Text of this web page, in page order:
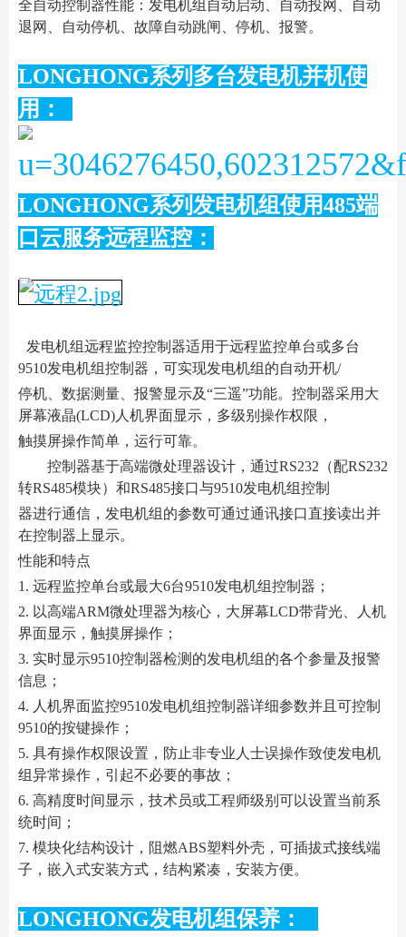
全自动控制器性能：发电机组自动启动、自动投网、自动
退网、自动停机、故障自动跳闸、停机、报警。
LONGHONG系列多台发电机并机使
用：
LONGHONG系列发电机组使用485端
口云服务远程监控：
发电机组远程监控控制器适用于远程监控单台或多台
9510发电机组控制器，可实现发电机组的自动开机/
停机、数据测量、报警显示及“三遥”功能。控制器采用大
屏幕液晶(LCD)人机界面显示，多级别操作权限，
触摸屏操作简单，运行可靠。
控制器基于高端微处理器设计，通过RS232（配RS232
转RS485模块）和RS485接口与9510发电机组控制
器进行通信，发电机组的参数可通过通讯接口直接读出并
在控制器上显示。
性能和特点
1. 远程监控单台或最大6台9510发电机组控制器；
2. 以高端ARM微处理器为核心，大屏幕LCD带背光、人机
界面显示，触摸屏操作；
3. 实时显示9510控制器检测的发电机组的各个参量及报警
信息；
4. 人机界面监控9510发电机组控制器详细参数并且可控制
9510的按键操作；
5. 具有操作权限设置，防止非专业人士误操作致使发电机
组异常操作，引起不必要的事故；
6. 高精度时间显示，技术员或工程师级别可以设置当前系
统时间；
7. 模块化结构设计，阻燃ABS塑料外壳，可插拔式接线端
子，嵌入式安装方式，结构紧凑，安装方便。
LONGHONG发电机组保养：